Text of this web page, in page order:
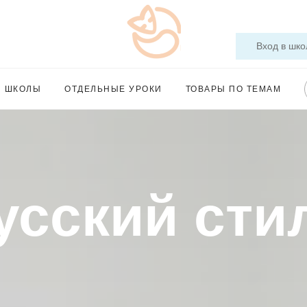
Вход в
ШКОЛЫ ОТДЕЛЬНЫЕ УРОКИ ТОВАРЫ ПО ТЕМАМ